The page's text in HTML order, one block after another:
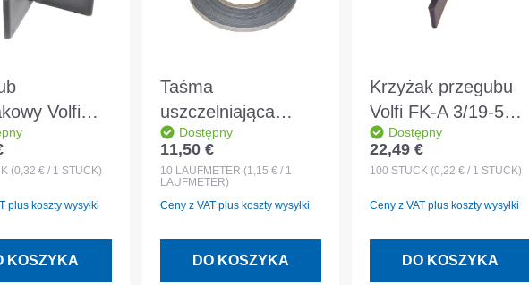
Volfi
19-55mm
noga
(0,32 € / 1 STÜCK)
plus koszty wysyłki
KOSZYKA
Taśma
uszczelniająca
rąbek stojący
MASC 1/9 mm rolka
10 m
Dostępny
Cena regularna:
11,50 €
10 LAUFMETER (1,15 € / 1
LAUFMETER)
Ceny z VAT plus koszty wysyłki
DO KOSZYKA
Krzyżak przegubu
Volfi FK-A 3/19-55 z
odłamywaną nogą -
100 szt/opakowanie
Dostępny
Cena regularna:
22,49 €
100 STÜCK (0,22 € / 1 STÜCK)
Ceny z VAT plus koszty wysyłki
DO KOSZYKA